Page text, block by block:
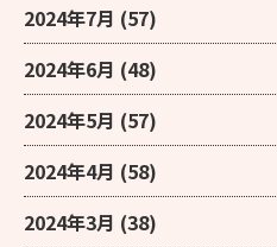
2024年7月 (57)
2024年6月 (48)
2024年5月 (57)
2024年4月 (58)
2024年3月 (38)